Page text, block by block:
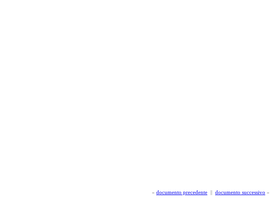
« documento precedente || documento successivo »